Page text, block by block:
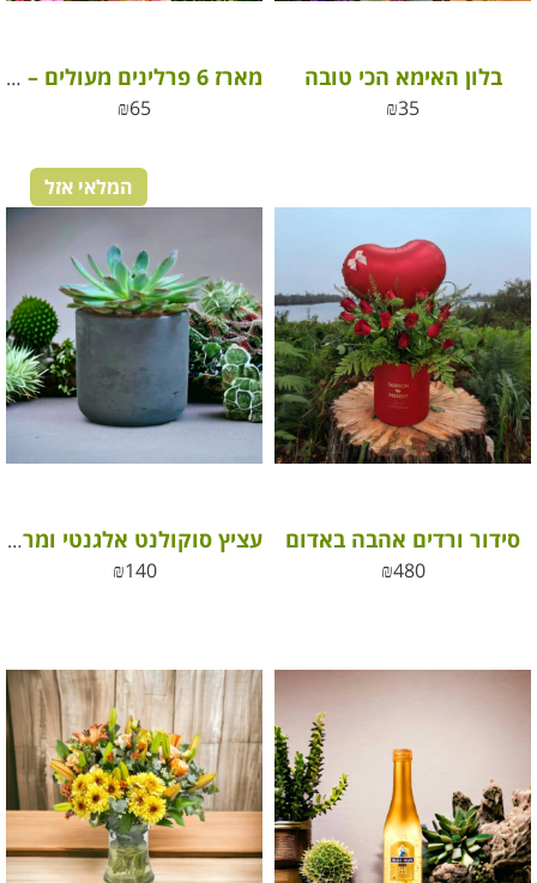
בלון האימא הכי טובה
₪35
מארז 6 פרלינים מעולים – את מלכה!
₪65
סידור ורדים אהבה באדום
₪480
המלאי אזל
עציץ סוקולנט אלגנטי ומרשים בכלי קרמיקה
₪140